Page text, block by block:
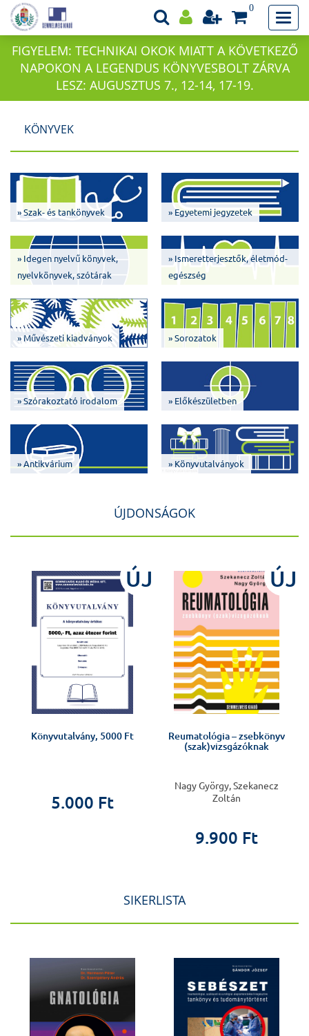
0
FIGYELEM: TECHNIKAI OKOK MIATT A KÖVETKEZŐ
NAPOKON A LEGENDUS KÖNYVESBOLT ZÁRVA
LESZ: AUGUSZTUS 7., 12-14, 17-19.
KÖNYVEK
» Szak- és tankönyvek » Egyetemi jegyzetek
» Idegen nyelvű könyvek,
nyelvkönyvek, szótárak
» Ismeretterjesztők, életmód-
egészség
» Művészeti kiadványok » Sorozatok
» Szórakoztató irodalom » Előkészületben
» Antikvárium » Könyvutalványok
ÚJDONSÁGOK
ÚJ
Könyvutalvány, 5000 Ft
5.000 Ft
ÚJ
Reumatológia – zsebkönyv
(szak)vizsgázóknak
Nagy György, Szekanecz
Zoltán
9.900 Ft
SIKERLISTA